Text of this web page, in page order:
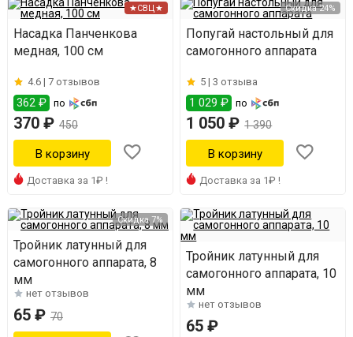
★СВЦ★
Насадка Панченкова
медная, 100 см
4.6 | 7 отзывов
362 ₽ по
370 ₽ 450
Доставка за 1₽ !
Скидка 24%
Попугай настольный для
самогонного аппарата
5 |3 отзыва
1 029 ₽ по
1 050 ₽ 1 390
Доставка за 1₽ !
Скидка 7%
Тройник латунный для
самогонного аппарата, 8
мм
нет отзывов
65 ₽ 70
Тройник латунный для
самогонного аппарата, 10
мм
нет отзывов
65 ₽